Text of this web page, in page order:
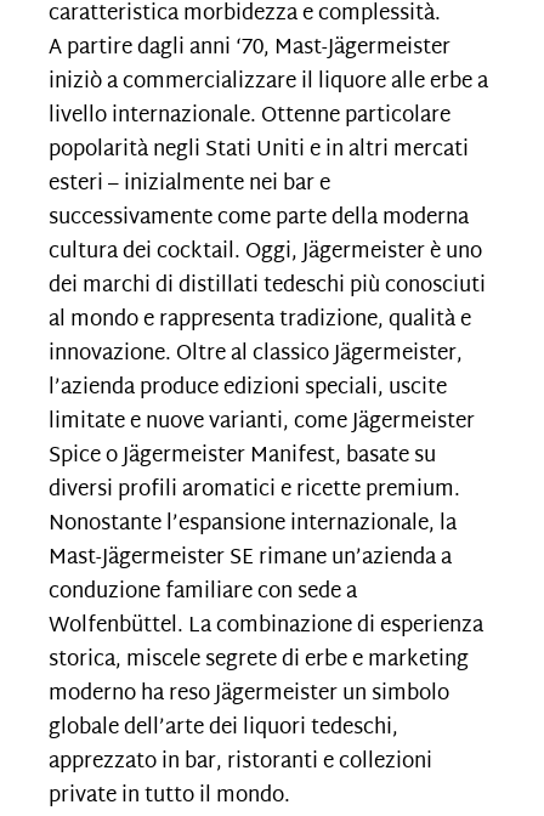
caratteristica morbidezza e complessità.
A partire dagli anni ‘70, Mast-Jägermeister
iniziò a commercializzare il liquore alle erbe a
livello internazionale. Ottenne particolare
popolarità negli Stati Uniti e in altri mercati
esteri – inizialmente nei bar e
successivamente come parte della moderna
cultura dei cocktail. Oggi, Jägermeister è uno
dei marchi di distillati tedeschi più conosciuti
al mondo e rappresenta tradizione, qualità e
innovazione. Oltre al classico Jägermeister,
l’azienda produce edizioni speciali, uscite
limitate e nuove varianti, come Jägermeister
Spice o Jägermeister Manifest, basate su
diversi profili aromatici e ricette premium.
Nonostante l’espansione internazionale, la
Mast-Jägermeister SE rimane un’azienda a
conduzione familiare con sede a
Wolfenbüttel. La combinazione di esperienza
storica, miscele segrete di erbe e marketing
moderno ha reso Jägermeister un simbolo
globale dell’arte dei liquori tedeschi,
apprezzato in bar, ristoranti e collezioni
private in tutto il mondo.